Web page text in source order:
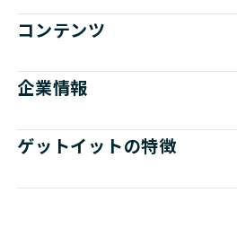
コンテンツ
企業情報
ゲットイットの特徴